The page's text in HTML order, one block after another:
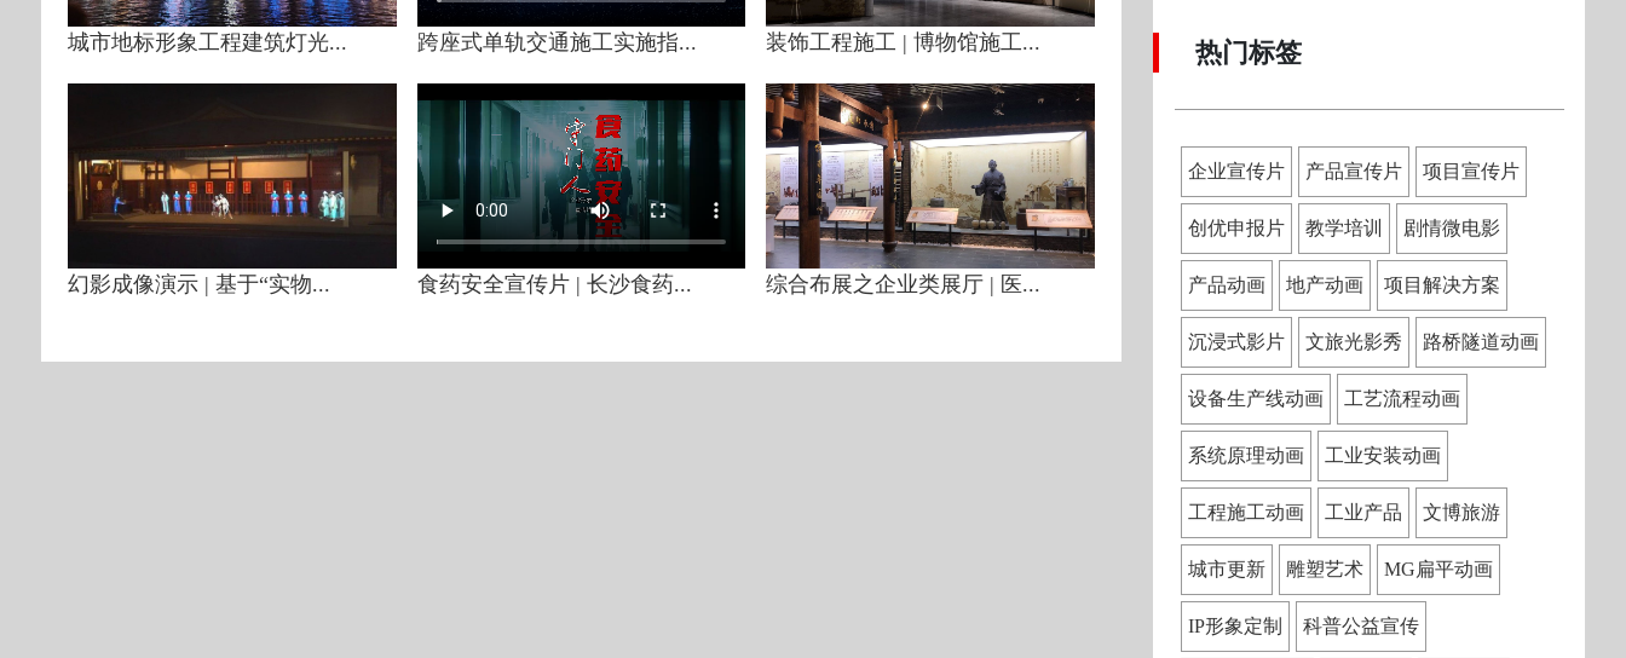
城市地标形象工程建筑灯光... 跨座式单轨交通施工实施指... 装饰工程施工 | 博物馆施工...
幻影成像演示 | 基于“实物... 食药安全宣传片 | 长沙食药... 综合布展之企业类展厅 | 医...
热门标签
企业宣传片 产品宣传片 项目宣传片
创优申报片 教学培训 剧情微电影
产品动画 地产动画 项目解决方案
沉浸式影片 文旅光影秀 路桥隧道动画
设备生产线动画 工艺流程动画
系统原理动画 工业安装动画
工程施工动画 工业产品 文博旅游
城市更新 雕塑艺术 MG扁平动画
IP形象定制 科普公益宣传